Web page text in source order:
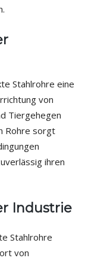
Stahlrohre eine
von
Tiergehegen
Rohre sorgt
ihren
Industrie
Stahlrohre
von